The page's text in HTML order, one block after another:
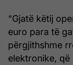
“Gjatë këtij
euro para të
përgjithshme
elektronike,